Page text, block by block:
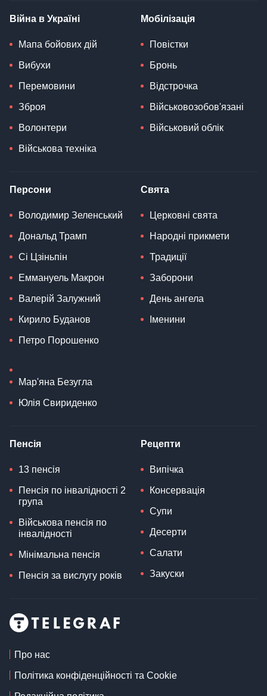
Війна в Україні
Мапа бойових дій
Вибухи
Перемовини
Зброя
Волонтери
Військова техніка
Мобілізація
Повістки
Бронь
Відстрочка
Військовозобов'язані
Військовий облік
Персони
Володимир Зеленський
Дональд Трамп
Сі Цзіньпін
Еммануель Макрон
Валерій Залужний
Кирило Буданов
Петро Порошенко
Мар'яна Безугла
Юлія Свириденко
Свята
Церковні свята
Народні прикмети
Традиції
Заборони
День ангела
Іменини
Пенсія
13 пенсія
Пенсія по інвалідності 2
група
Військова пенсія по
інвалідності
Мінімальна пенсія
Пенсія за вислугу років
Рецепти
Випічка
Консервація
Супи
Десерти
Салати
Закуски
Про нас
Політика конфіденційності та Cookie